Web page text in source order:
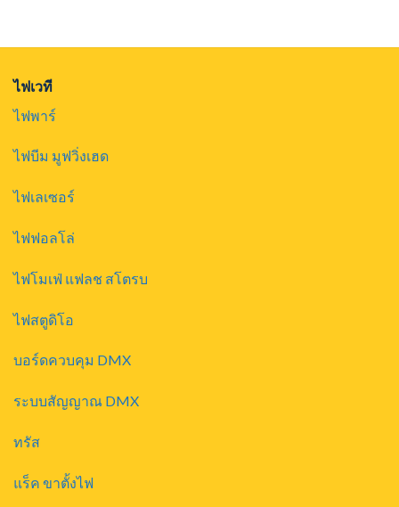
ไฟเวที
ไฟพาร์
ไฟบีม มูฟวิ่งเฮด
ไฟเลเซอร์
ไฟฟอลโล่
ไฟโมเฟ่ แฟลช สโตรบ
ไฟสตูดิโอ
บอร์ดควบคุม DMX
ระบบสัญญาณ DMX
ทรัส
แร็ค ขาตั้งไฟ